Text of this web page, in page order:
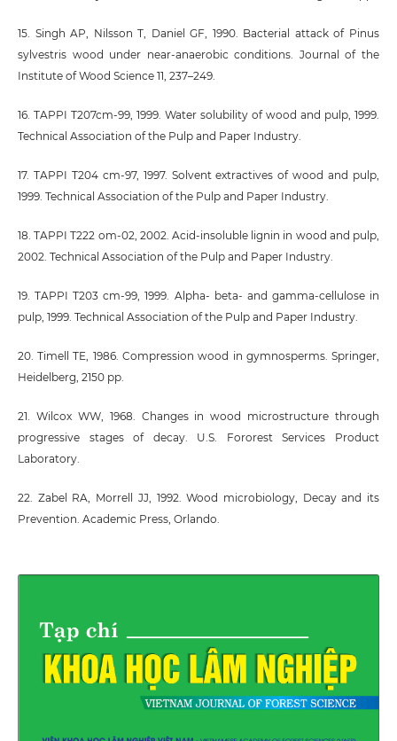
15. Singh AP, Nilsson T, Daniel GF, 1990. Bacterial attack of Pinus
sylvestris wood under near-anaerobic conditions. Journal of the
Institute of Wood Science 11, 237–249.
16. TAPPI T207cm-99, 1999. Water solubility of wood and pulp, 1999.
Technical Association of the Pulp and Paper Industry.
17. TAPPI T204 cm-97, 1997. Solvent extractives of wood and pulp,
1999. Technical Association of the Pulp and Paper Industry.
18. TAPPI T222 om-02, 2002. Acid-insoluble lignin in wood and pulp,
2002. Technical Association of the Pulp and Paper Industry.
19. TAPPI T203 cm-99, 1999. Alpha- beta- and gamma-cellulose in
pulp, 1999. Technical Association of the Pulp and Paper Industry.
20. Timell TE, 1986. Compression wood in gymnosperms. Springer,
Heidelberg, 2150 pp.
21. Wilcox WW, 1968. Changes in wood microstructure through
progressive stages of decay. U.S. Fororest Services Product
Laboratory.
22. Zabel RA, Morrell JJ, 1992. Wood microbiology, Decay and its
Prevention. Academic Press, Orlando.